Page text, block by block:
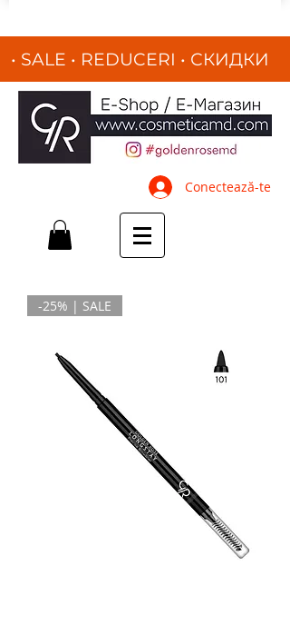
• SALE • REDUCERI • СКИДКИ
•
Conectează-te
-25% | SALE